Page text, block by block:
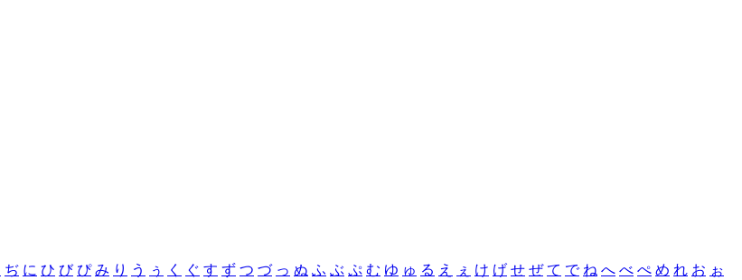
ぢ に ひ び ぴ み り う ぅ く ぐ す ず つ づ っ ぬ ふ ぶ ぷ む ゆ ゅ る え ぇ け げ せ ぜ て で ね へ べ ぺ め れ お ぉ